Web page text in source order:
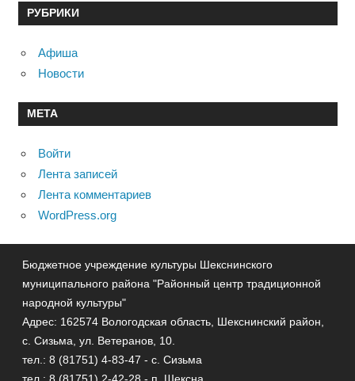
РУБРИКИ
Афиша
Новости
МЕТА
Войти
Лента записей
Лента комментариев
WordPress.org
Бюджетное учреждение культуры Шекснинского
муниципального района "Районный центр традиционной
народной культуры"
Адрес: 162574 Вологодская область, Шекснинский район,
с. Сизьма, ул. Ветеранов, 10.
тел.: 8 (81751) 4-83-47 - с. Сизьма